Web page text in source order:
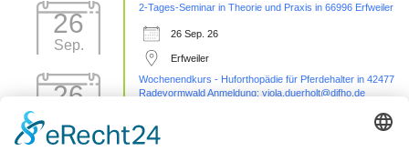
26
Sep.
2-Tages-Seminar in Theorie und Praxis in 66996 Erfweiler
26 Sep. 26
Erfweiler
26
Wochenendkurs - Huforthopädie für Pferdehalter in 42477
Radevormwald Anmeldung: viola.duerholt@difho.de